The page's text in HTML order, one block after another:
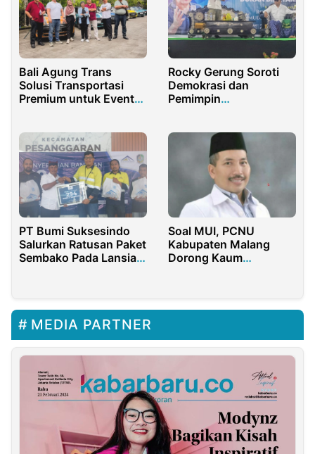
Bali Agung Trans
Solusi Transportasi
Premium untuk Event
Rocky Gerung Soroti
Demokrasi dan
Pemimpin
PT Bumi Suksesindo
Salurkan Ratusan Paket
Sembako Pada Lansia
Soal MUI, PCNU
Kabupaten Malang
Dorong Kaum
MEDIA PARTNER